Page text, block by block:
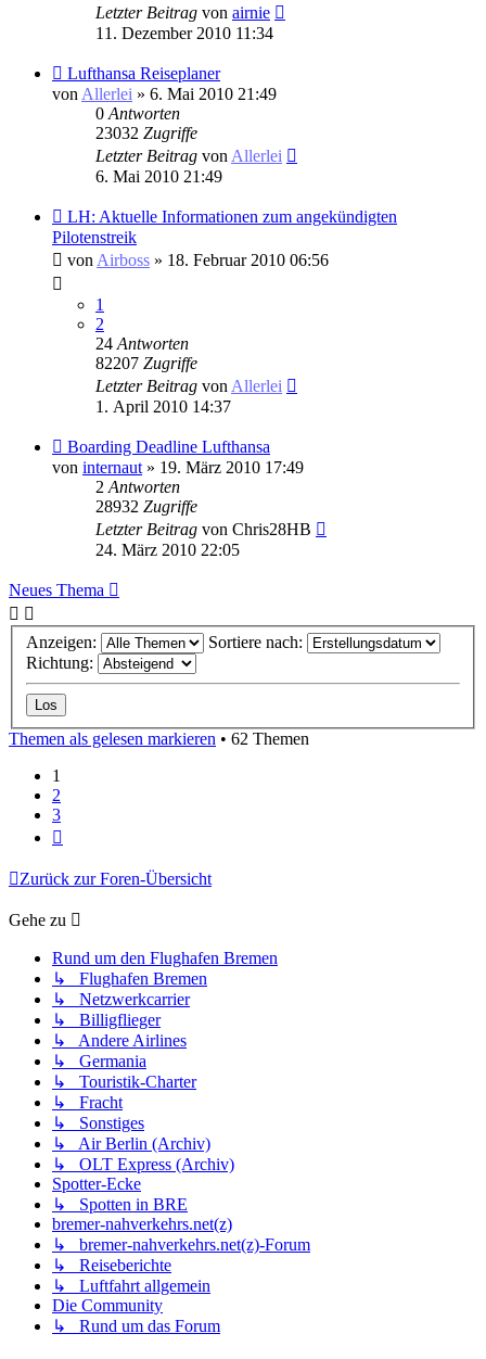
Letzter Beitrag von airnie
11. Dezember 2010 11:34
Lufthansa Reiseplaner
von Allerlei » 6. Mai 2010 21:49
0 Antworten
23032 Zugriffe
Letzter Beitrag von Allerlei
6. Mai 2010 21:49
LH: Aktuelle Informationen zum angekündigten
Pilotenstreik
von Airboss » 18. Februar 2010 06:56
1
2
24 Antworten
82207 Zugriffe
Letzter Beitrag von Allerlei
1. April 2010 14:37
Boarding Deadline Lufthansa
von internaut » 19. März 2010 17:49
2 Antworten
28932 Zugriffe
Letzter Beitrag von Chris28HB
24. März 2010 22:05
Neues Thema
Anzeigen:
Sortiere nach:
Richtung:
Themen als gelesen markieren • 62 Themen
1
2
3
Zurück zur Foren-Übersicht
Gehe zu
Rund um den Flughafen Bremen
↳ Flughafen Bremen
↳ Netzwerkcarrier
↳ Billigflieger
↳ Andere Airlines
↳ Germania
↳ Touristik-Charter
↳ Fracht
↳ Sonstiges
↳ Air Berlin (Archiv)
↳ OLT Express (Archiv)
Spotter-Ecke
↳ Spotten in BRE
bremer-nahverkehrs.net(z)
↳ bremer-nahverkehrs.net(z)-Forum
↳ Reiseberichte
↳ Luftfahrt allgemein
Die Community
↳ Rund um das Forum